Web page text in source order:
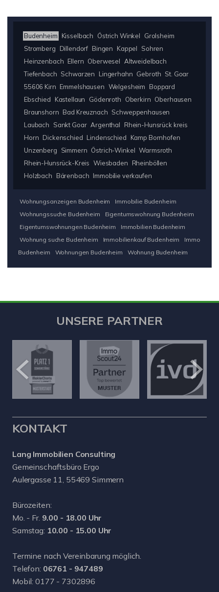
Budenheim Kisselbach Östrich Winkel
Grolsheim
Stromberg
Dillendorf Bingen Kappel
Sohren
Heinzenbach Ellern Oberwesel Altweidelbach
Tiefenbach Schwarzen Lingerhahn Gebroth St. Goar
55606 Kirn Emmelshausen Welgesheim
Boppard
Ebschied
Kastellaun Gödenroth Oberkirn Oberhausen
Braunshorn Bad Kreuznach Schweppenhausen
Laubach
Sankt Goar Argenthal
Rhein-Hunsrück kreis
Horn Dickenschied Lindenschied
Kamp Bornhofen
Unzenberg
Simmern Östrich-Winkel Warmsroth
Rhein-Hunsrück-Kreis Wiesbaden
Rheinböllen
Holzbach
Bärenbach Immobilie verkaufen
Wohnungsanzeigen Budenheim
Immobilie Budenheim
Wohnungssuche Budenheim
Eigentumswohnung Budenheim
Eigentumswohnungen Budenheim
Immobilien Budenheim
Wohnung suche Budenheim
Immobilienkauf Budenheim
Immo
Budenheim
Wohnungen Budenheim Wohnung Budenheim
UNSERE PARTNER
KONTAKT
Lang Immobilien Consulting
Gemeinschaftsbüro Ergo
Aulergasse 11, 55469 Simmern
Bürozeiten:
Mo. - Fr. 9.00 - 18.00 Uhr
Samstag: 10.00 - 15.00 Uhr
Termine nach Vereinbarung möglich.
Telefon: 06761 - 947489
Mobil: 0177 - 7302896